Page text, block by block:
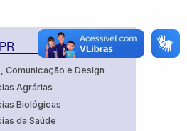
Comunicação e Design
Agrárias
Biológicas
da Saúde